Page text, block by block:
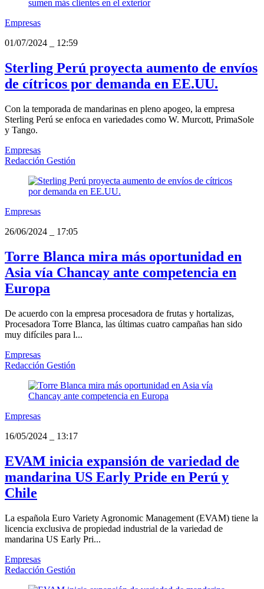
Empresas
01/07/2024
12:59
Sterling Perú proyecta aumento de envíos
de cítricos por demanda en EE.UU.
Con la temporada de mandarinas en pleno apogeo, la empresa
Sterling Perú se enfoca en variedades como W. Murcott, PrimaSole
y Tango.
Empresas
Redacción Gestión
Empresas
26/06/2024
17:05
Torre Blanca mira más oportunidad en
Asia vía Chancay ante competencia en
Europa
De acuerdo con la empresa procesadora de frutas y hortalizas,
Procesadora Torre Blanca, las últimas cuatro campañas han sido
muy difíciles para l...
Empresas
Redacción Gestión
Empresas
16/05/2024
13:17
EVAM inicia expansión de variedad de
mandarina US Early Pride en Perú y
Chile
La española Euro Variety Agronomic Management (EVAM) tiene la
licencia exclusiva de propiedad industrial de la variedad de
mandarina US Early Pri...
Empresas
Redacción Gestión